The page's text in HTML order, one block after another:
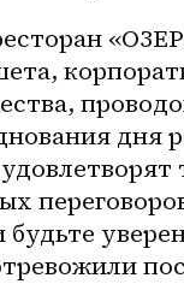
дня
будьте